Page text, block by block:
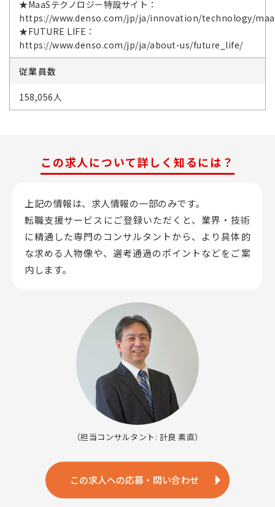
★MaaSテクノロジー特設サイト：
https://www.denso.com/jp/ja/innovation/technology/
★FUTURE LIFE：
https://www.denso.com/jp/ja/about-us/future_life/
従業員数
158,056人
この求人について詳しく知るには？
上記の情報は、求人情報の一部のみです。
転職支援サービスにご登録いただくと、業界・技術
に精通した専門のコンサルタントから、 より具体的
な求める人物像や、選考通過のポイントなどをご案
内します。
（担当コンサルタント: 計良 素直）
この求人への応募・問い合わせ